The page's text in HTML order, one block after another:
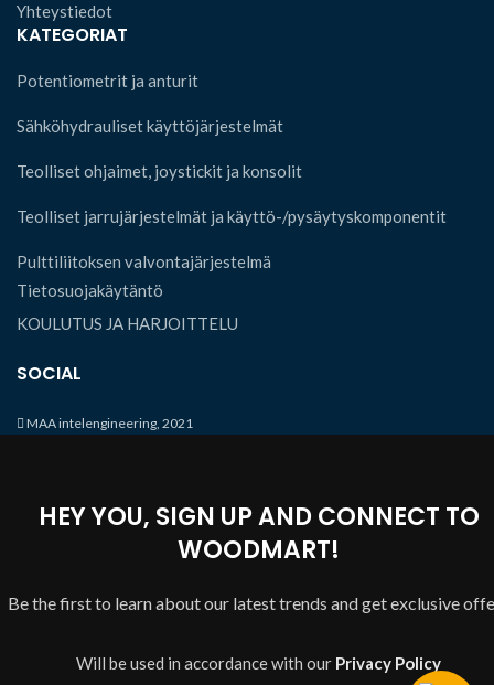
Yhteystiedot
KATEGORIAT
Potentiometrit ja anturit
Sähköhydrauliset käyttöjärjestelmät
Teolliset ohjaimet, joystickit ja konsolit
Teolliset jarrujärjestelmät ja käyttö-/pysäytyskomponentit
Pulttiliitoksen valvontajärjestelmä
Tietosuojakäytäntö
KOULUTUS JA HARJOITTELU
SOCIAL
MAA intelengineering, 2021
HEY YOU, SIGN UP AND CONNECT TO
WOODMART!
Be the first to learn about our latest trends and get exclusive
Will be used in accordance with our Privacy Policy